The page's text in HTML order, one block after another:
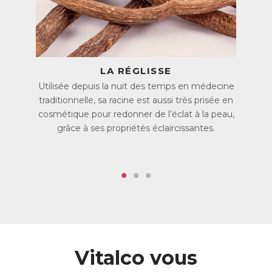
La présence de ces hyperpigmentations est souvent mal
vécue. Les « taches de soleil » ou « taches de vieillesse » en
particulier, qui résultent d’une forte exposition aux UV,
concernent 90% de la population de plus de 60 ans, et font
l’objet de nombreux complexes. D’intensité et de forme
variables, elles apparaissent plutôt sur les zones exposées
fréquemment au soleil, comme le visage, les mains et les
bras, et sont difficiles à camoufler.
Elles s’accompagnent souvent d’une perte d’élasticité de la
peau et de l’apparition de rides, d’autres conséquences de
l’exposition au soleil.
en actifs naturels qui contribuent à réduire les taches
pigmentaires et unifie le teint.
Le Trèfle rouge est reconnu pour lisser la surface de la
LA RÉGLISSE
Utilisée depuis la nuit des temps en médecine
traditionnelle, sa racine est aussi très prisée en
cosmétique pour redonner de l’éclat à la peau,
grâce à ses propriétés éclaircissantes.
Vitalco vous